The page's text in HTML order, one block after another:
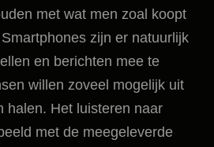
met wat men zoal koopt
zijn er natuurlijk
en berichten mee te
willen zoveel mogelijk uit
halen. Het luisteren naar
met de meegeleverde